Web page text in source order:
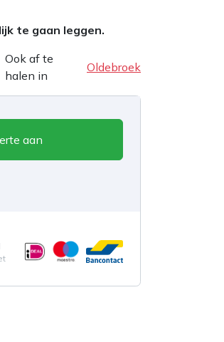
te gaan leggen.
Ook af te
halen in
Oldebroek
aan